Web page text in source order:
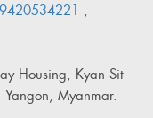
,
Housing, Kyan Sit
Myanmar.